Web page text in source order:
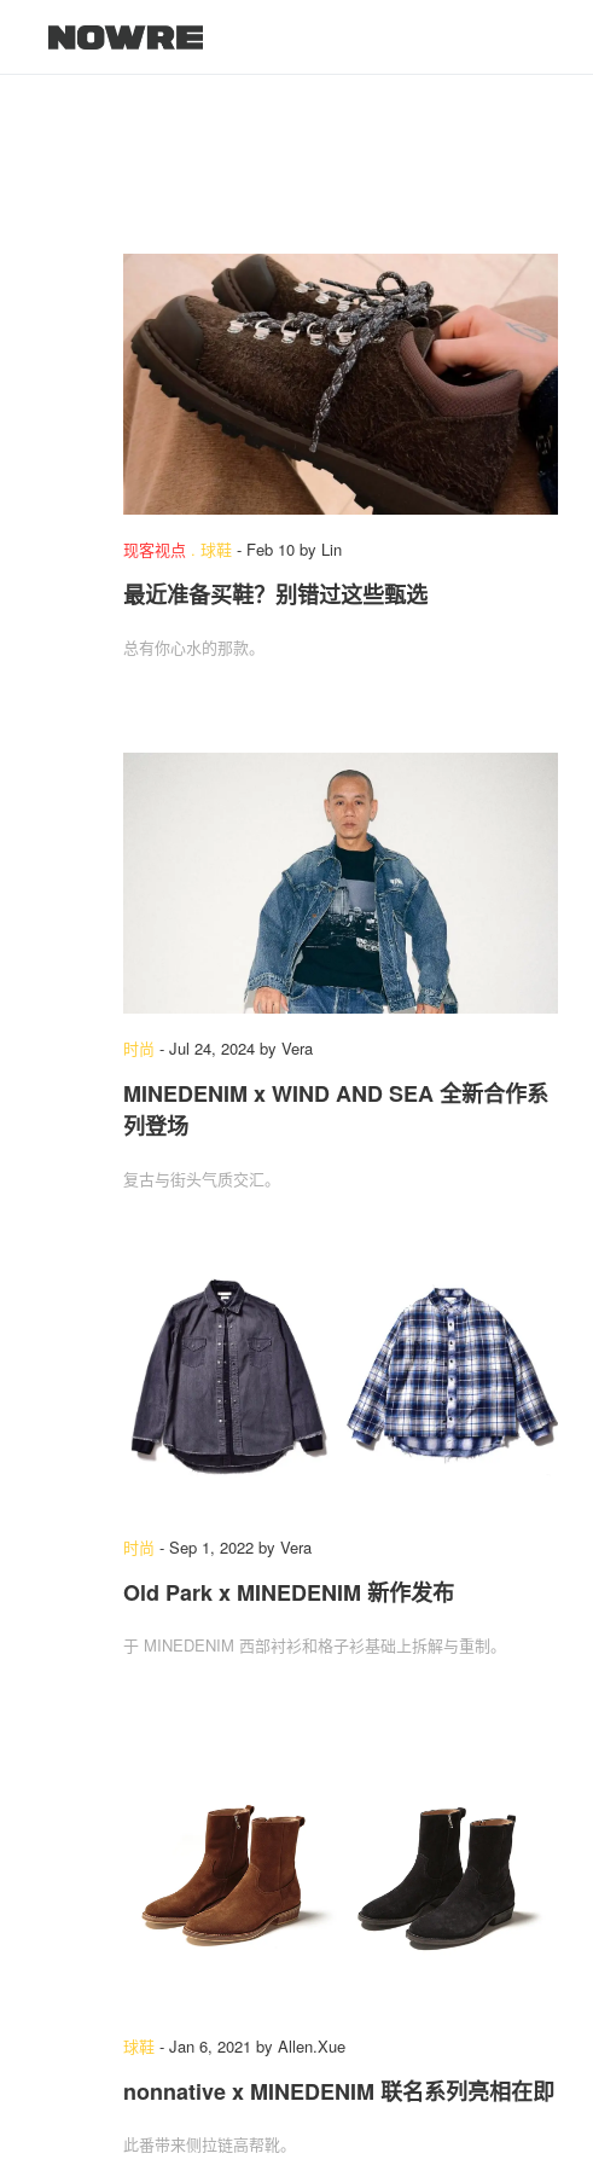
现客视点 . 球鞋 - Feb 10 by Lin
最近准备买鞋？别错过这些甄选
总有你心水的那款。
时尚 - Jul 24, 2024 by Vera
MINEDENIM x WIND AND SEA 全新合作系
列登场
复古与街头气质交汇。
时尚 - Sep 1, 2022 by Vera
Old Park x MINEDENIM 新作发布
于 MINEDENIM 西部衬衫和格子衫基础上拆解与重制。
球鞋 - Jan 6, 2021 by Allen.Xue
nonnative x MINEDENIM 联名系列亮相在即
此番带来侧拉链高帮靴。